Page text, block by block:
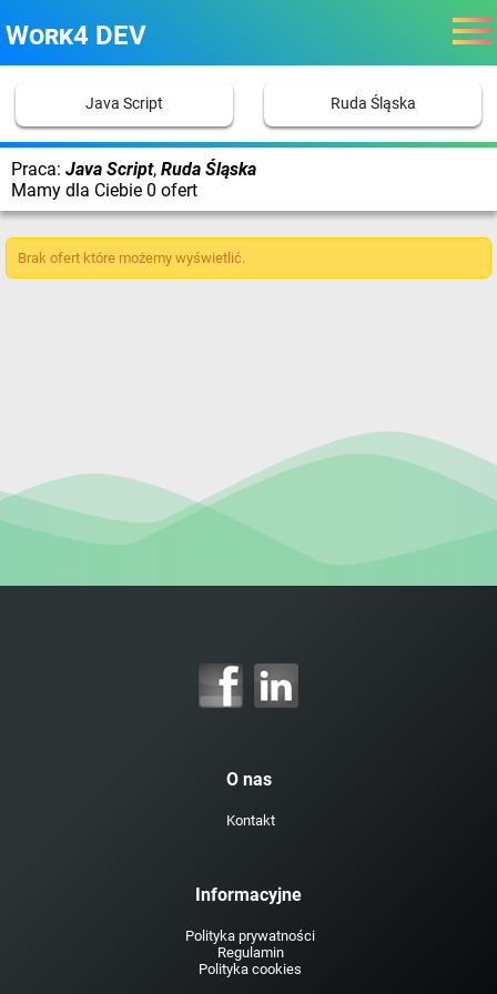
Work4 DEV
Java Script Ruda Śląska
Praca: Java Script, Ruda Śląska
Mamy dla Ciebie 0 ofert
Brak ofert które możemy wyświetlić.
O nas
Kontakt
Informacyjne
Polityka prywatności
Regulamin
Polityka cookies